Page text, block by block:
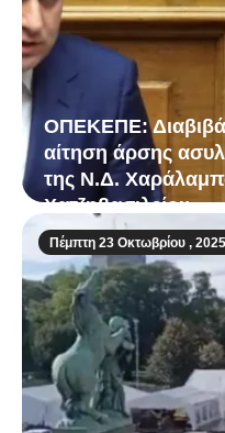
ΟΠΕΚΕΠΕ:
αίτηση άρσης
της Ν.Δ.
Χατζηβασιλείου
Πέμπτη 23 Οκτωβρίου , 2025